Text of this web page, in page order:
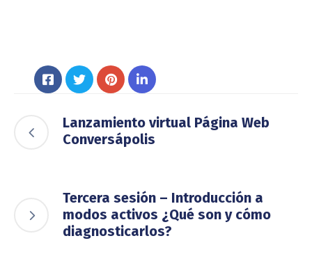
Lanzamiento virtual Página Web
Conversápolis
Tercera sesión – Introducción a
modos activos ¿Qué son y cómo
diagnosticarlos?